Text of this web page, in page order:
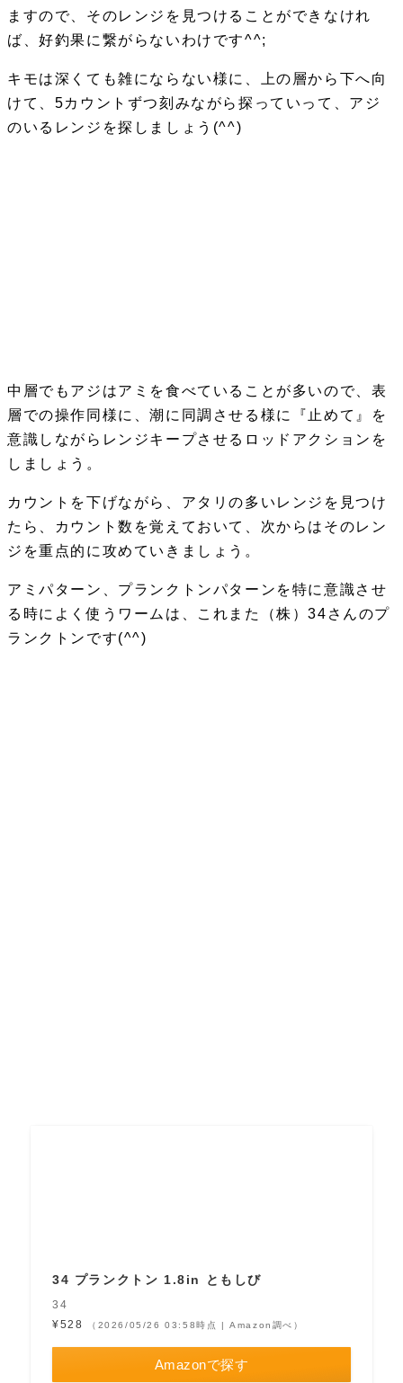
ますので、そのレンジを見つけることができなけれ
ば、好釣果に繋がらないわけです^^;
キモは深くても雑にならない様に、上の層から下へ向
けて、5カウントずつ刻みながら探っていって、アジ
のいるレンジを探しましょう(^^)
中層でもアジはアミを食べていることが多いので、表
層での操作同様に、潮に同調させる様に『止めて』を
意識しながらレンジキープさせるロッドアクションを
しましょう。
カウントを下げながら、アタリの多いレンジを見つけ
たら、カウント数を覚えておいて、次からはそのレン
ジを重点的に攻めていきましょう。
アミパターン、プランクトンパターンを特に意識させ
る時によく使うワームは、これまた（株）34さんのプ
ランクトンです(^^)
34 プランクトン 1.8in ともしび
34
¥528
（2026/05/26 03:58時点 | Amazon調べ）
Amazonで探す